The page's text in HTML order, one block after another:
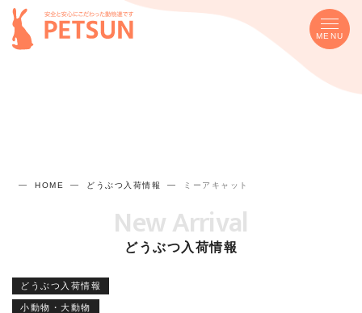
MENU
HOME どうぶつ入荷情報 ミーアキャット
New Arrival
どうぶつ入荷情報
どうぶつ入荷情報
小動物・大動物